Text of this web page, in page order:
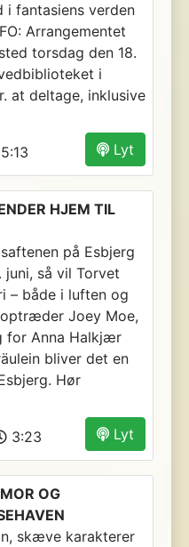
fantasiens verden
Arrangementet
torsdag den 18.
i
at deltage, inklusive
Lyt
5:13
HJEM TIL
på Esbjerg
juni, så vil Torvet
– både i luften og
Joey Moe,
for Anna Halkjær
bliver det en
Hør
Lyt
3:23
OG
skæve karakterer